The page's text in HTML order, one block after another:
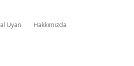
Uyarı Hakkımızda